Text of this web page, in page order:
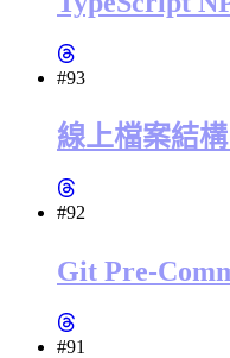
#93
線上檔案結
#92
Git Pre-
#91